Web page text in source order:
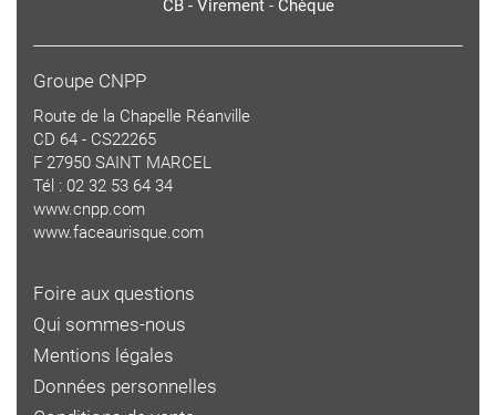
CB - Virement - Chèque
Groupe CNPP
Route de la Chapelle Réanville
CD 64 - CS22265
F 27950 SAINT MARCEL
Tél : 02 32 53 64 34
www.cnpp.com
www.faceaurisque.com
Foire aux questions
Qui sommes-nous
Mentions légales
Données personnelles